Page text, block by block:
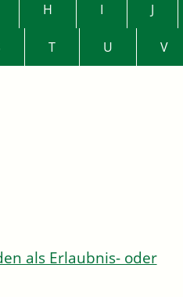
H I J
T U V
als Erlaubnis- oder